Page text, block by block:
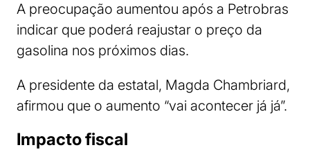
A preocupação aumentou após a Petrobras
indicar que poderá reajustar o preço da
gasolina nos próximos dias.
A presidente da estatal, Magda Chambriard,
afirmou que o aumento “vai acontecer já já”.
Impacto fiscal